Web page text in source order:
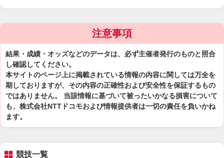
注意事項
結果・成績・オッズなどのデータは、必ず主催者発行のものと照合
し確認してください。
本サイトのページ上に掲載されている情報の内容に関しては万全を
期しておりますが、その内容の正確性および安全性を保証するもの
ではありません。 当該情報に基づいて被ったいかなる損害について
も、株式会社NTTドコモおよび情報提供者は一切の責任を負いかね
ます。
競技一覧